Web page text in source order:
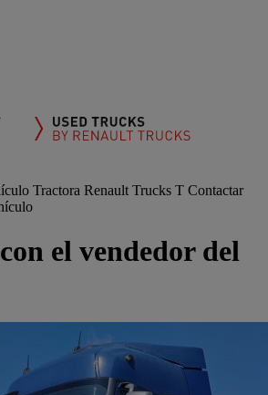
Tractora Renault Trucks T Contactar
el vendedor del